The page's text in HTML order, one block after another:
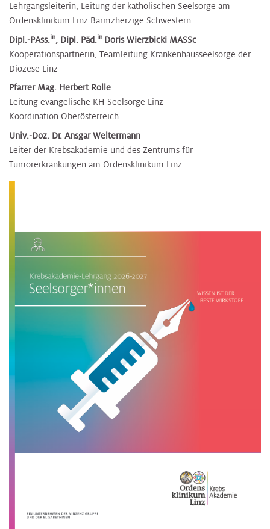
Lehrgangsleiterin, Leitung der katholischen Seelsorge am
Ordensklinikum Linz Barmzherzige Schwestern
Dipl.-PAss.in, Dipl. Päd.in Doris Wierzbicki MASSc
Kooperationspartnerin, Teamleitung Krankenhausseelsorge der
Diözese Linz
Pfarrer Mag. Herbert Rolle
Leitung evangelische KH-Seelsorge Linz
Koordination Oberösterreich
Univ.-Doz. Dr. Ansgar Weltermann
Leiter der Krebsakademie und des Zentrums für
Tumorerkrankungen am Ordensklinikum Linz